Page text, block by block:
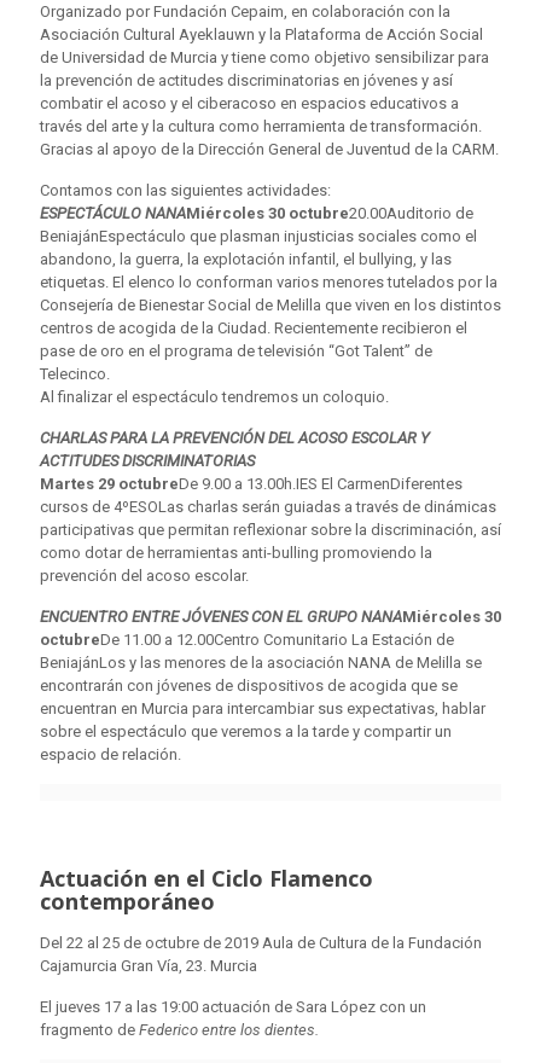
Organizado por Fundación Cepaim, en colaboración con la
Asociación Cultural Ayeklauwn y la Plataforma de Acción Social
de Universidad de Murcia y tiene como objetivo sensibilizar para
la prevención de actitudes discriminatorias en jóvenes y así
combatir el acoso y el ciberacoso en espacios educativos a
través del arte y la cultura como herramienta de transformación.
Gracias al apoyo de la Dirección General de Juventud de la CARM.
Contamos con las siguientes actividades:
ESPECTÁCULO NANAMiércoles 30 octubre20.00Auditorio de
BeniajánEspectáculo que plasman injusticias sociales como el
abandono, la guerra, la explotación infantil, el bullying, y las
etiquetas. El elenco lo conforman varios menores tutelados por la
Consejería de Bienestar Social de Melilla que viven en los distintos
centros de acogida de la Ciudad. Recientemente recibieron el
pase de oro en el programa de televisión “Got Talent” de
Telecinco.
Al finalizar el espectáculo tendremos un coloquio.
CHARLAS PARA LA PREVENCIÓN DEL ACOSO ESCOLAR Y
ACTITUDES DISCRIMINATORIAS
Martes 29 octubreDe 9.00 a 13.00h.IES El CarmenDiferentes
cursos de 4ºESOLas charlas serán guiadas a través de dinámicas
participativas que permitan reflexionar sobre la discriminación, así
como dotar de herramientas anti-bulling promoviendo la
prevención del acoso escolar.
ENCUENTRO ENTRE JÓVENES CON EL GRUPO NANAMiércoles 30
octubreDe 11.00 a 12.00Centro Comunitario La Estación de
BeniajánLos y las menores de la asociación NANA de Melilla se
encontrarán con jóvenes de dispositivos de acogida que se
encuentran en Murcia para intercambiar sus expectativas, hablar
sobre el espectáculo que veremos a la tarde y compartir un
espacio de relación.
Actuación en el Ciclo Flamenco
contemporáneo
Del 22 al 25 de octubre de 2019 Aula de Cultura de la Fundación
Cajamurcia Gran Vía, 23. Murcia
El jueves 17 a las 19:00 actuación de Sara López con un
fragmento de Federico entre los dientes.